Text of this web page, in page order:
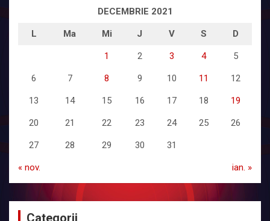
DECEMBRIE 2021
L Ma Mi J V S D
1 2 3 4 5
6 7 8 9 10 11 12
13 14 15 16 17 18 19
20 21 22 23 24 25 26
27 28 29 30 31
« nov. ian. »